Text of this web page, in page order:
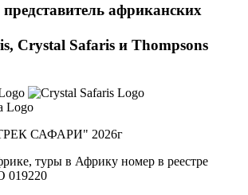
африканских
Crystal Safaris и Thompsons
САФАРИ" 2026г
туры в Африку номер в реестре
019220